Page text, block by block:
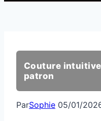
Couture
patron
ParSophie 05/01/